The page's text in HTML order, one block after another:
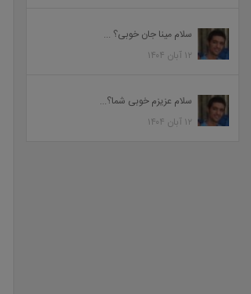
سلام مینا جان خوبی؟ ...
۱۲ آبان ۱۴۰۴
سلام عزیزم خوبی شما؟...
۱۲ آبان ۱۴۰۴